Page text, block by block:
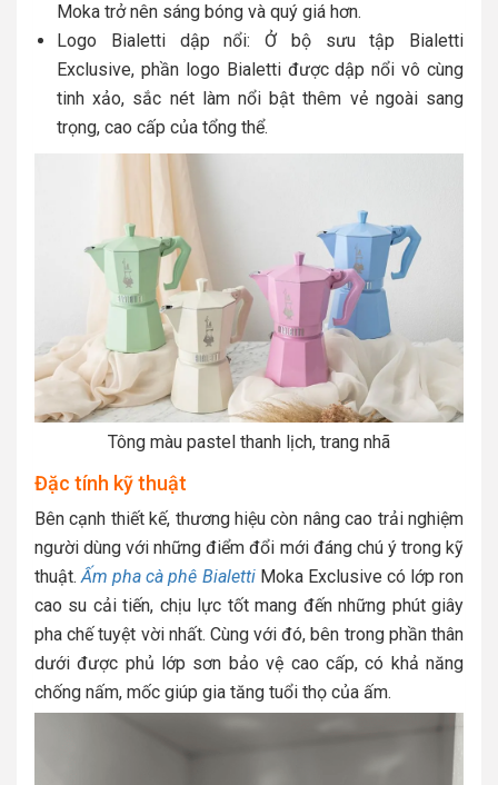
Moka trở nên sáng bóng và quý giá hơn.
Logo Bialetti dập nổi: Ở bộ sưu tập Bialetti
Exclusive, phần logo Bialetti được dập nổi vô cùng
tinh xảo, sắc nét làm nổi bật thêm vẻ ngoài sang
trọng, cao cấp của tổng thể.
Tông màu pastel thanh lịch, trang nhã
Đặc tính kỹ thuật
Bên cạnh thiết kế, thương hiệu còn nâng cao trải nghiệm
người dùng với những điểm đổi mới đáng chú ý trong kỹ
thuật.Ấm pha cà phê BialettiMoka Exclusive có lớp ron
cao su cải tiến, chịu lực tốt mang đến những phút giây
pha chế tuyệt vời nhất. Cùng với đó, bên trong phần thân
dưới được phủ lớp sơn bảo vệ cao cấp, có khả năng
chống nấm, mốc giúp gia tăng tuổi thọ của ấm.